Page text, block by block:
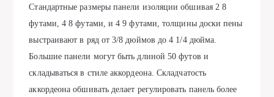
Стандартные размеры панели изоляции обшивая 2 8
футами, 4 8 футами, и 4 9 футами, толщины доски пены
выстраивают в ряд от 3/8 дюймов до 4 1/4 дюйма.
Большие панели могут быть длиной 50 футов и
складываться в стиле аккордеона. Складчатость
аккордеона обшивать делает регулировать панель более